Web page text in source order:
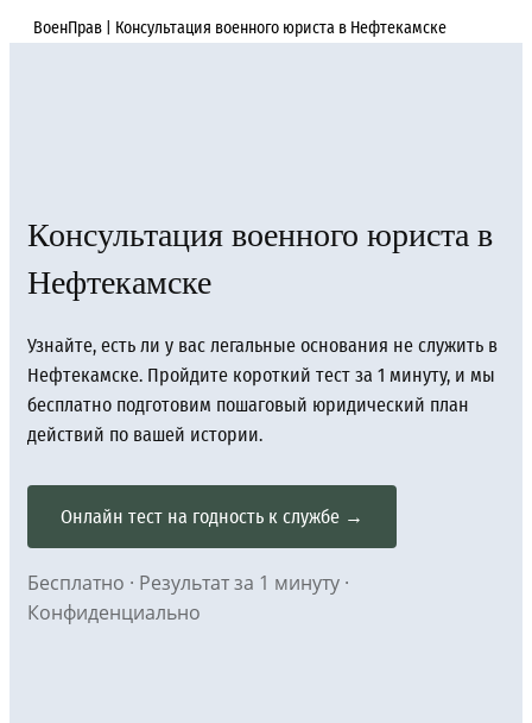
ВоенПрав Консультация военного юриста в Нефтекамске
Консультация военного юриста в
Нефтекамске
Узнайте, есть ли у вас легальные основания не служить в
Нефтекамске. Пройдите короткий тест за 1 минуту, и мы
бесплатно подготовим пошаговый юридический план
действий по вашей истории.
Онлайн тест на годность к службе →
Бесплатно · Результат за 1 минуту ·
Конфиденциально